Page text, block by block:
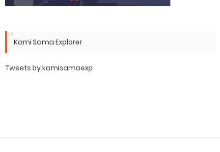
Kami Sama Explorer
Tweets by kamisamaexp